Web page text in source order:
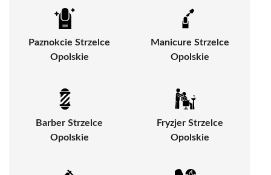
Paznokcie Strzelce
Opolskie
Manicure Strzelce
Opolskie
Barber Strzelce
Opolskie
Fryzjer Strzelce
Opolskie